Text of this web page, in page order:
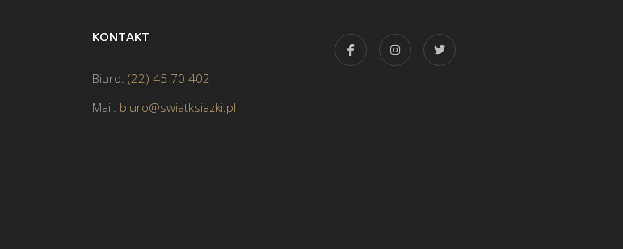
KONTAKT
Biuro: (22) 45 70 402
Mail: biuro@swiatksiazki.pl